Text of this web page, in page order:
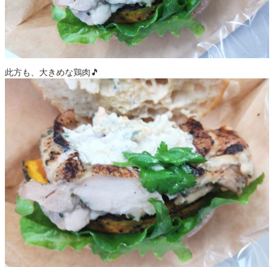
此方も、大きめな鶏肉🎵